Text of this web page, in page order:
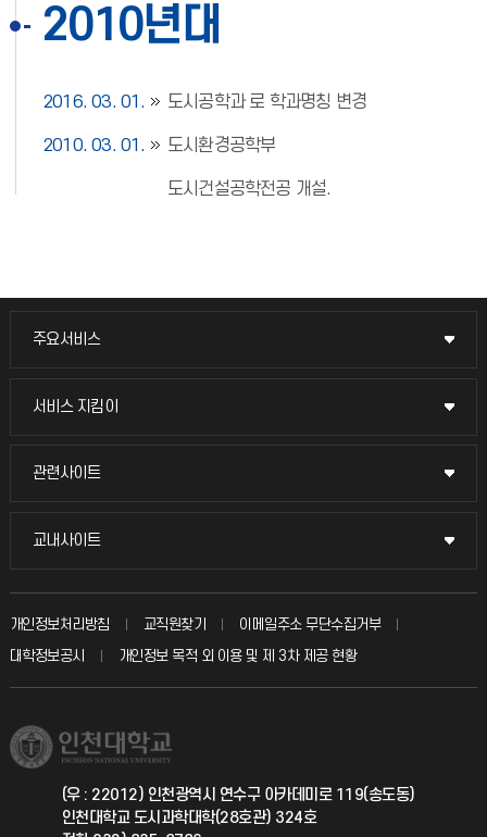
2010년대
2016. 03. 01. 도시공학과 로 학과명칭 변경
2010. 03. 01. 도시환경공학부
도시건설공학전공 개설.
주요서비스
주요서비스
교무회의방송
입학안내
취업정보(학생)
서비스 지킴이
서비스 지킴이
묻고 답하기
칭찬마당
학생서비스 지킴이
관련사이트
관련사이트
국방헬프콜
총동문회
교내사이트
교내사이트
교수회
교육혁신본부
국제지원과
공자아카데미
개인정보처리방침 교직원찾기
이메일주소 무단수집거부
대학정보공시
개인정보 목적 외 이용 및 제 3차 제공 현황
(우 : 22012) 인천광역시 연수구 아카데미로 119(송도동)
인천대학교 도시과학대학(28호관) 324호